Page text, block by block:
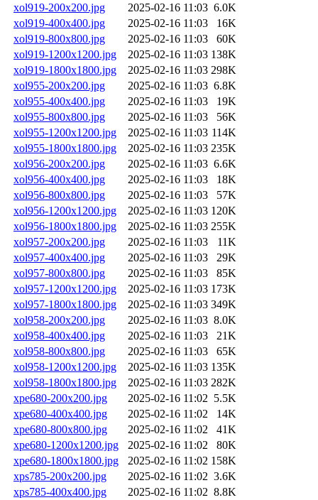
xol919-200x200.jpg
2025-02-16 11:03 6.0K
xol919-400x400.jpg
2025-02-16 11:03
16K
xol919-800x800.jpg
2025-02-16 11:03
60K
xol919-1200x1200.jpg
2025-02-16 11:03 138K
xol919-1800x1800.jpg
2025-02-16 11:03 298K
xol955-200x200.jpg
2025-02-16 11:03 6.8K
xol955-400x400.jpg
2025-02-16 11:03
19K
xol955-800x800.jpg
2025-02-16 11:03
56K
xol955-1200x1200.jpg
2025-02-16 11:03 114K
xol955-1800x1800.jpg
2025-02-16 11:03 235K
xol956-200x200.jpg
2025-02-16 11:03 6.6K
xol956-400x400.jpg
2025-02-16 11:03
18K
xol956-800x800.jpg
2025-02-16 11:03
57K
xol956-1200x1200.jpg
2025-02-16 11:03 120K
xol956-1800x1800.jpg
2025-02-16 11:03 255K
xol957-200x200.jpg
2025-02-16 11:03
11K
xol957-400x400.jpg
2025-02-16 11:03
29K
xol957-800x800.jpg
2025-02-16 11:03
85K
xol957-1200x1200.jpg
2025-02-16 11:03 173K
xol957-1800x1800.jpg
2025-02-16 11:03 349K
xol958-200x200.jpg
2025-02-16 11:03 8.0K
xol958-400x400.jpg
2025-02-16 11:03
21K
xol958-800x800.jpg
2025-02-16 11:03
65K
xol958-1200x1200.jpg
2025-02-16 11:03 135K
xol958-1800x1800.jpg
2025-02-16 11:03 282K
xpe680-200x200.jpg
2025-02-16 11:02 5.5K
xpe680-400x400.jpg
2025-02-16 11:02
14K
xpe680-800x800.jpg
2025-02-16 11:02
41K
xpe680-1200x1200.jpg
2025-02-16 11:02
80K
xpe680-1800x1800.jpg
2025-02-16 11:02 158K
xps785-200x200.jpg
2025-02-16 11:02 3.6K
xps785-400x400.jpg
2025-02-16 11:02 8.8K